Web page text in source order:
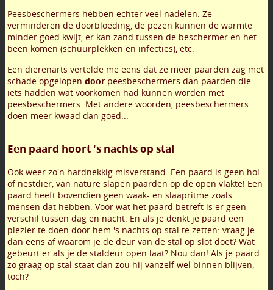
Peesbeschermers hebben echter veel nadelen: Ze
verminderen de doorbloeding, de pezen kunnen de warmte
minder goed kwijt, er kan zand tussen de beschermer en het
been komen (schuurplekken en infecties), etc.
Een dierenarts vertelde me eens dat ze meer paarden zag met
schade opgelopen door peesbeschermers dan paarden die
iets hadden wat voorkomen had kunnen worden met
peesbeschermers. Met andere woorden, peesbeschermers
doen meer kwaad dan goed...
Een paard hoort 's nachts op stal
Ook weer zo'n hardnekkig misverstand. Een paard is geen hol-
of nestdier, van nature slapen paarden op de open vlakte! Een
paard heeft bovendien geen waak- en slaapritme zoals
mensen dat hebben. Voor wat het paard betreft is er geen
verschil tussen dag en nacht. En als je denkt je paard een
plezier te doen door hem 's nachts op stal te zetten: vraag je
dan eens af waarom je de deur van de stal op slot doet? Wat
gebeurt er als je de staldeur open laat? Nou dan! Als je paard
zo graag op stal staat dan zou hij vanzelf wel binnen blijven,
toch?